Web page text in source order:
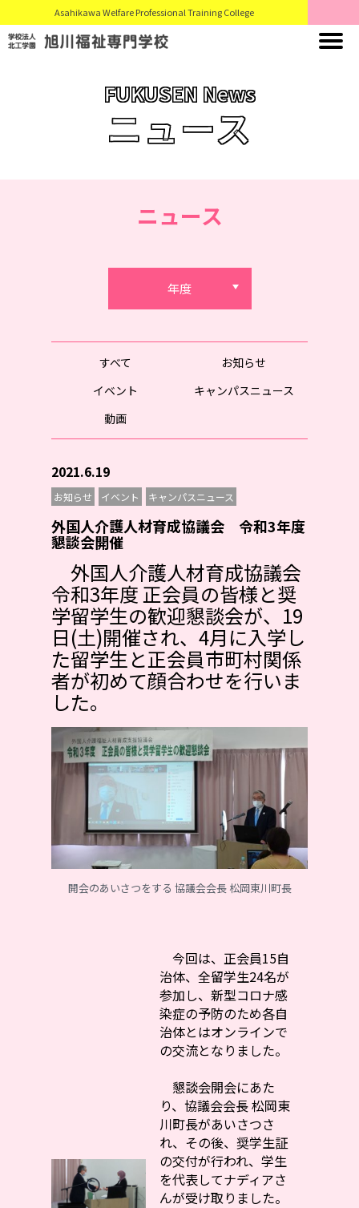
Asahikawa Welfare Professional Training College
FUKUSEN News
ニュース
ニュース
年度
すべて
お知らせ
イベント
キャンパスニュース
動画
2021.6.19
お知らせ イベント キャンパスニュース
外国人介護人材育成協議会 令和3年度
懇談会開催
外国人介護人材育成協議会
令和3年度 正会員の皆様と奨
学留学生の歓迎懇談会が、19
日(土)開催され、4月に入学し
た留学生と正会員市町村関係
者が初めて顔合わせを行いま
した。
開会のあいさつをする 協議会会長 松岡東川町長
今回は、正会員15自
治体、全留学生24名が
参加し、新型コロナ感
染症の予防のため各自
治体とはオンラインで
の交流となりました。
懇談会開会にあた
り、協議会会長 松岡東
川町長があいさつさ
れ、その後、奨学生証
の交付が行われ、学生
を代表してナディアさ
んが受け取りました。